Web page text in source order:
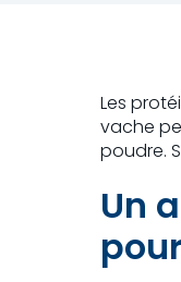
Les
vache
poudre.
Un